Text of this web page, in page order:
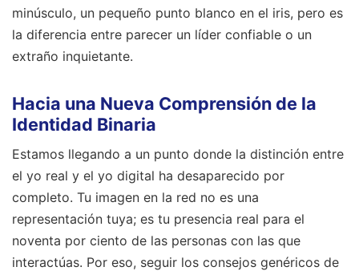
minúsculo, un pequeño punto blanco en el iris, pero es
la diferencia entre parecer un líder confiable o un
extraño inquietante.
Hacia una Nueva Comprensión de la
Identidad Binaria
Estamos llegando a un punto donde la distinción entre
el yo real y el yo digital ha desaparecido por
completo. Tu imagen en la red no es una
representación tuya; es tu presencia real para el
noventa por ciento de las personas con las que
interactúas. Por eso, seguir los consejos genéricos de